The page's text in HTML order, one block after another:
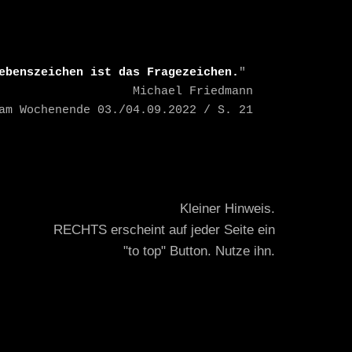
ist das Fragezeichen. "
am Wochenende 03./04.09.2022 / S. 21
Kleiner Hinweis.
RECHTS erscheint auf jeder Seite ein
"to top" Button. Nutze ihn.